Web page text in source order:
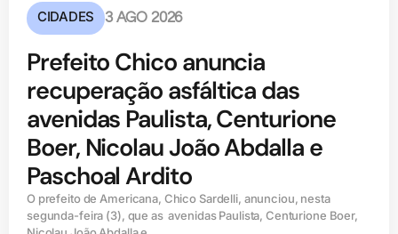
CIDADES 3 AGO 2026
Prefeito Chico anuncia
recuperação asfáltica das
avenidas Paulista, Centurione
Boer, Nicolau João Abdalla e
Paschoal Ardito
O prefeito de Americana, Chico Sardelli, anunciou, nesta
segunda-feira (3), que as avenidas Paulista, Centurione Boer,